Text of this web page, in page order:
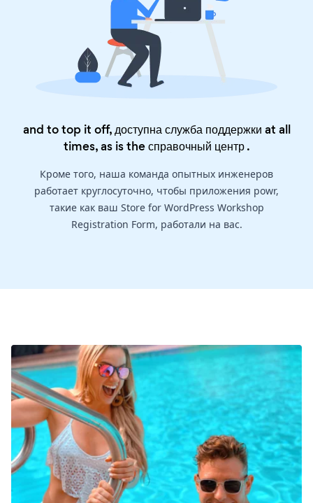
and to top it off, доступна служба поддержки at all
times, as is theсправочный центр.
Кроме того, наша команда опытных инженеров
работает круглосуточно, чтобы приложения powr,
такие как ваш Store for WordPress Workshop
Registration Form, работали на вас.